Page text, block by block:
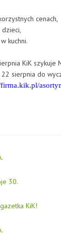
cenach,
kuchni.
KiK szykuje
sierpnia do
30.
KiK!